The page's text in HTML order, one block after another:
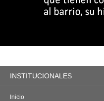
INSTITUCIONALES
Inicio